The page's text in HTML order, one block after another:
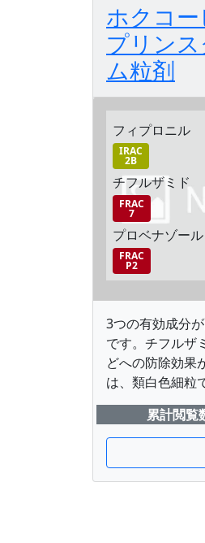
ホクコ
プリン
ム粒剤
フィプロニル
IRAC
2B
チフルザミド
FRAC
7
プロベナゾール
FRAC
P2
3つの有効成分
です。チフルザ
どへの防除効果
は、類白色細粒
累計閲覧